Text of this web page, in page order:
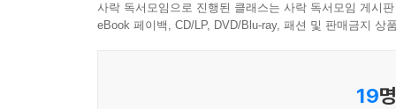
사락 독서모임으로 진행된 클래스는 사락 독서모임 게시
eBook 페이백, CD/LP, DVD/Blu-ray, 패션 및 판매금지 상
19